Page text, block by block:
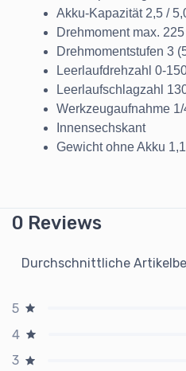
Akku-Kapazität 2,5 /
Drehmoment max.
Drehmomentstufen 3
Leerlaufdrehzahl 0-
Leerlaufschlagzahl
Werkzeugaufnahme 1/
Innensechskant
Gewicht ohne Akku
0 Reviews
Durchschnittliche
5
4
3